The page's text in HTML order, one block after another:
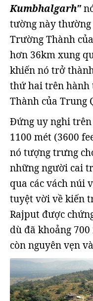
Kumbhalgarh"
tường này
Trường Thành
hơn 36km xung
khiến nó trở
thứ hai trên hành
Thành của Trung
Đứng uy nghi
1100 mét (3600
nó tượng trưng
những người cai
qua các vách núi
tuyệt vời về kiến
Rajput được
dù đã khoảng
còn nguyên vẹn